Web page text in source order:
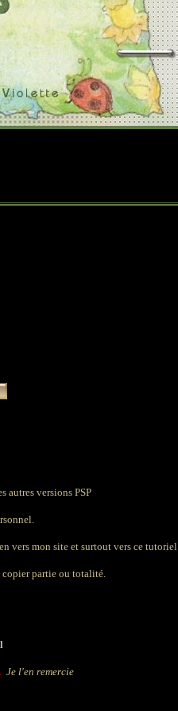
autres versions PSP
vers mon site et surtout vers ce tutoriel
partie ou totalité.
Je l'en remercie